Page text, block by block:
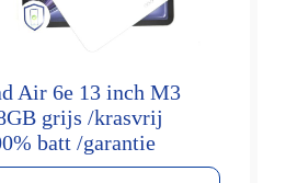
Air 6e 13 inch M3
grijs /krasvrij
batt /garantie